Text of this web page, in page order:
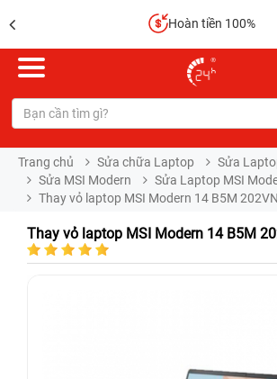
Hoàn tiền 100%
Trang chủ Sửa chữa Laptop
Sửa
Sửa MSI Modern
Sửa Laptop MSI
Thay vỏ laptop MSI Modern 14 B5M 202VN
Thay vỏ laptop MSI Modern 14 B5M